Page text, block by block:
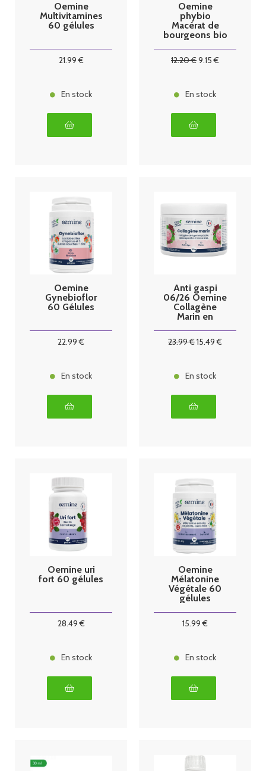
Oemine
Multivitamines
60 gélules
21.99€
En stock
Oemine
phybio
Macérat de
bourgeons bio
12.20€9.15 €
En stock
Oemine
Gynebioflor
60 Gélules
22.99 €
En stock
Anti gaspi
06/26 Oemine
Collagène
Marin en
23.99€15.49 €
En stock
Oemine uri
fort 60 gélules
28.49€
En stock
Oemine
Mélatonine
Végétale 60
gélules
15.99 €
En stock